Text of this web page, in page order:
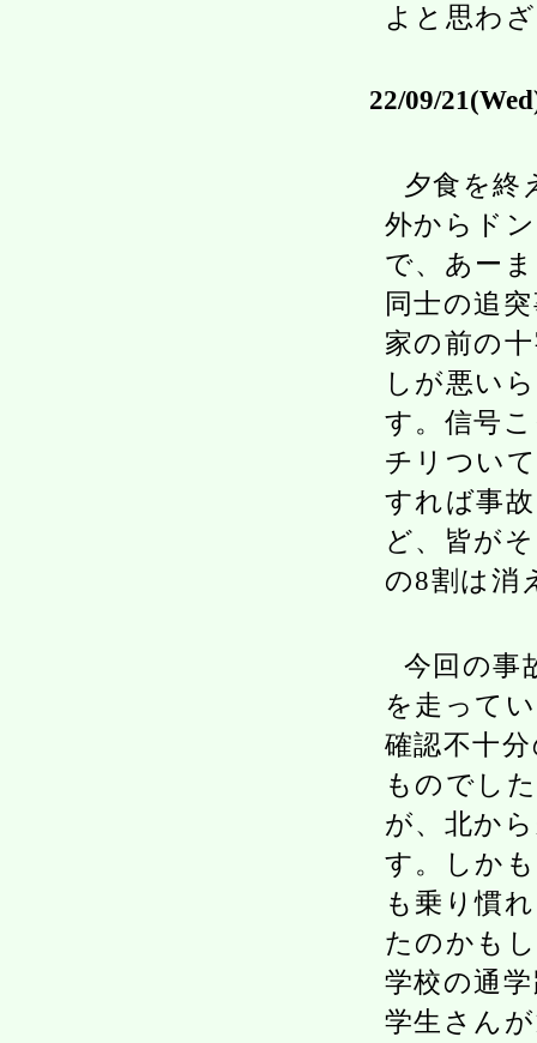
よと思わ
22/09/
夕食を終
外からド
で、あー
同士の追
家の前の
しが悪い
す。信号
チリつい
すれば事
ど、皆が
の8割は消
今回の事
を走って
確認不十
ものでし
が、北か
す。しか
も乗り慣
たのかも
学校の通
学生さん